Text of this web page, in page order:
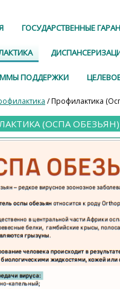
ГОСУДАРСТВЕННЫЕ
ПОДДЕРЖКИ
/ Профилактика
(ОСПА ОБЕЗЬЯН)